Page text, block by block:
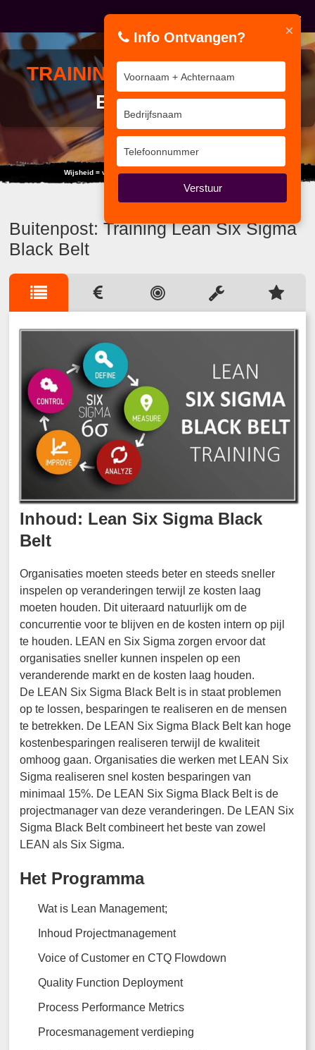
TRAININGLEAN SIX SIGMA
BLACK BELT
Wijsheid = verschil kennen tussen wijsheid en kennis.
Buitenpost: Training Lean Six Sigma
Black Belt
Inhoud: Lean Six Sigma Black
Belt
Organisaties moeten steeds beter en steeds sneller
inspelen op veranderingen terwijl ze kosten laag
moeten houden. Dit uiteraard natuurlijk om de
concurrentie voor te blijven en de kosten intern op pijl
te houden. LEAN en Six Sigma zorgen ervoor dat
organisaties sneller kunnen inspelen op een
veranderende markt en de kosten laag houden.
De LEAN Six Sigma Black Belt is in staat problemen
op te lossen, besparingen te realiseren en de mensen
te betrekken. De LEAN Six Sigma Black Belt kan hoge
kostenbesparingen realiseren terwijl de kwaliteit
omhoog gaan. Organisaties die werken met LEAN Six
Sigma realiseren snel kosten besparingen van
minimaal 15%. De LEAN Six Sigma Black Belt is de
projectmanager van deze veranderingen. De LEAN Six
Sigma Black Belt combineert het beste van zowel
LEAN als Six Sigma.
Het Programma
Wat is Lean Management;
Inhoud Projectmanagement
Voice of Customer en CTQ Flowdown
Quality Function Deployment
Process Performance Metrics
Procesmanagement verdieping
×
Info Ontvangen?
Verstuur